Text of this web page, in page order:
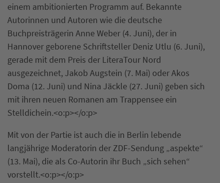
einem ambitionierten Programm auf. Bekannte
Autorinnen und Autoren wie die deutsche
Buchpreisträgerin Anne Weber (4. Juni), der in
Hannover geborene Schriftsteller Deniz Utlu (6. Juni),
gerade mit dem Preis der LiteraTour Nord
ausgezeichnet, Jakob Augstein (7. Mai) oder Akos
Doma (12. Juni) und Nina Jäckle (27. Juni) geben sich
mit ihren neuen Romanen am Trappensee ein
Stelldichein.<o:p></o:p>
Mit von der Partie ist auch die in Berlin lebende
langjährige Moderatorin der ZDF-Sendung „aspekte“
(13. Mai), die als Co-Autorin ihr Buch „sich sehen“
vorstellt.<o:p></o:p>